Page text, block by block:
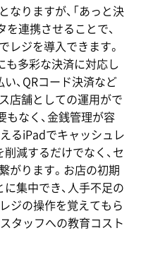
なりますが、「あっと決
を連携させることで、
レジを導入できます。
も多彩な決済に対応し
、QRコード決済など
店舗としての運用がで
もなく、金銭管理が容
るiPadでキャッシュレ
減するだけでなく、セ
がります。お店の初期
集中でき、人手不足の
ジの操作を覚えてもら
タッフへの教育コスト